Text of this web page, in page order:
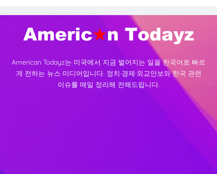
American Todayz는 미국에서 지금 벌어지는 일을 한국어로 빠르
게 전하는 뉴스 미디어입니다. 정치·경제·외교안보와 한국 관련
이슈를 매일 정리해 전해드립니다.